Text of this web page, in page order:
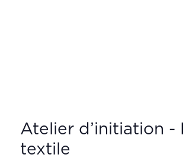
Atelier d’initiation -
textile